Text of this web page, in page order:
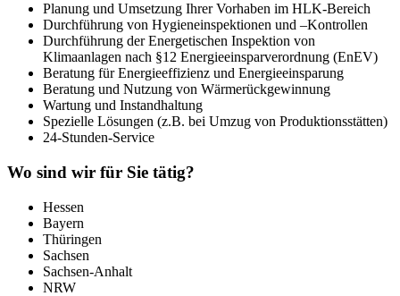
Planung und Umsetzung Ihrer Vorhaben im HLK-Bereich
Durchführung von Hygieneinspektionen und –Kontrollen
Durchführung der Energetischen Inspektion von
Klimaanlagen nach §12 Energieeinsparverordnung (EnEV)
Beratung für Energieeffizienz und Energieeinsparung
Beratung und Nutzung von Wärmerückgewinnung
Wartung und Instandhaltung
Spezielle Lösungen (z.B. bei Umzug von Produktionsstätten)
24-Stunden-Service
Wo sind wir für Sie tätig?
Hessen
Bayern
Thüringen
Sachsen
Sachsen-Anhalt
NRW